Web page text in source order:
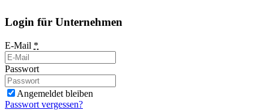
Login für Unternehmen
E-Mail *
Passwort
Angemeldet bleiben
Passwort vergessen?